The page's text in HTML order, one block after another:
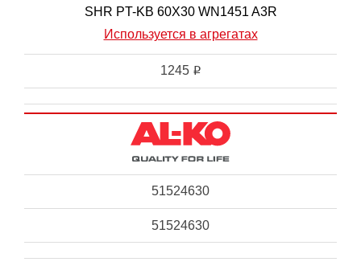
SHR PT-KB 60X30 WN1451 A3R
Используется в агрегатах
1245 i
51524630
51524630